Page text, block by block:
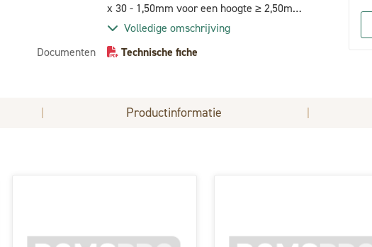
x 30 - 1,50mm voor een hoogte ≥ 2,50m
Onderdelen: Regelbare scharnieren M 16 tot M
cilinder Centrale middenstop en vergrendeling
poedercoating polyester 80 μ of galvanisatie +
Volledige omschrijving
Documenten
Technische fiche
| Productinformatie |